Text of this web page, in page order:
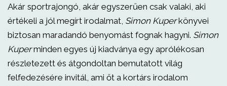
Akár sportrajongó, akár egyszerűen csak valaki, aki
értékeli a jól megírt irodalmat, Simon Kuperkönyvei
biztosan maradandó benyomást fognak hagyni. Simon
Kuperminden egyes új kiadványa egy aprólékosan
részletezett és átgondoltan bemutatott világ
felfedezésére invitál, ami őt a kortárs irodalom